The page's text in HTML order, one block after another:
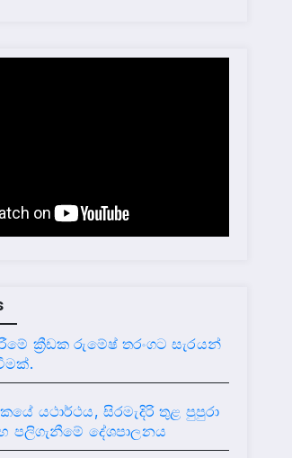
ක්‍රීඩක රුමේෂ් තරංගට සැරයන්
යථාර්ථය, සිරමැදිරි තුළ පුපුරා
පලිගැනීමේ දේශපාලනය